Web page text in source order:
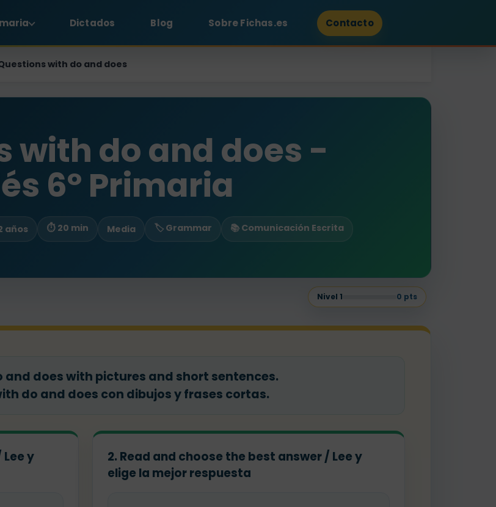
Dictados Blog Sobre Fichas.es Contacto
with do and does
with do and does -
6º Primaria
años ⏱ 20 min Media 🏷️ Grammar 📚 Comunicación Escrita
Nivel 1 0 pts
does with pictures and short sentences.
do and does con dibujos y frases cortas.
y
2. Read and choose the best answer / Lee y
elige la mejor respuesta